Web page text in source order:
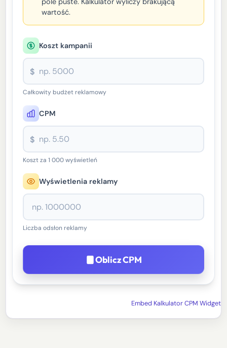
wartość.
Koszt kampanii
$
Całkowity budżet reklamowy
CPM
$
Koszt za 1 000 wyświetleń
Wyświetlenia reklamy
Liczba odsłon reklamy
Oblicz CPM
Embed Kalkulator CPM Widget